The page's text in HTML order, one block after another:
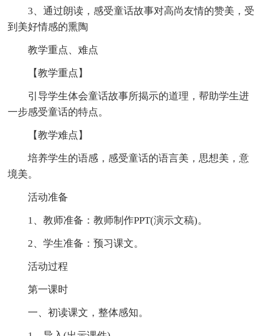
3、通过朗读，感受童话故事对高尚友情的赞美，受
到美好情感的熏陶
教学重点、难点
【教学重点】
引导学生体会童话故事所揭示的道理，帮助学生进
一步感受童话的特点。
【教学难点】
培养学生的语感，感受童话的语言美，思想美，意
境美。
活动准备
1、教师准备：教师制作PPT(演示文稿)。
2、学生准备：预习课文。
活动过程
第一课时
一、初读课文，整体感知。